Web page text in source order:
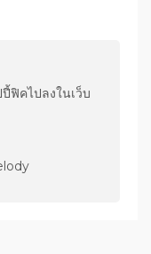
ฟิคไปลงในเว็บ